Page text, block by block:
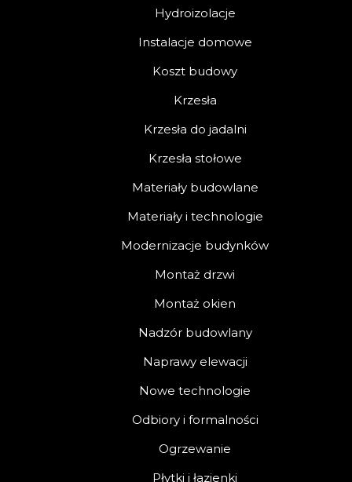
Hydroizolacje
Instalacje domowe
Koszt budowy
Krzesła
Krzesła do jadalni
Krzesła stołowe
Materiały budowlane
Materiały i technologie
Modernizacje budynków
Montaż drzwi
Montaż okien
Nadzór budowlany
Naprawy elewacji
Nowe technologie
Odbiory i formalności
Ogrzewanie
Płytki i łazienki